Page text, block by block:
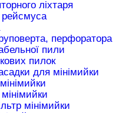
ліхтаря
рейсмуса
перфоратора
пили
пилок
для мінімийки
мінімийки